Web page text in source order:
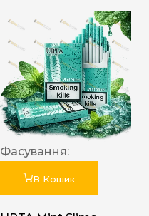
Фасування:
В Кошик